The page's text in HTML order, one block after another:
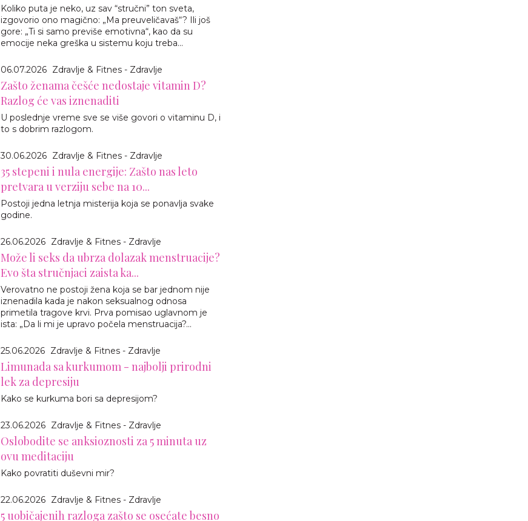
Koliko puta je neko, uz sav “stručni” ton sveta,
izgovorio ono magično: „Ma preuveličavaš“? Ili još
gore: „Ti si samo previše emotivna“, kao da su
emocije neka greška u sistemu koju treba...
06.07.2026 Zdravlje & Fitnes - Zdravlje
Zašto ženama češće nedostaje vitamin D?
Razlog će vas iznenaditi
U poslednje vreme sve se više govori o vitaminu D, i
to s dobrim razlogom.
30.06.2026 Zdravlje & Fitnes - Zdravlje
35 stepeni i nula energije: Zašto nas leto
pretvara u verziju sebe na 10...
Postoji jedna letnja misterija koja se ponavlja svake
godine.
26.06.2026 Zdravlje & Fitnes - Zdravlje
Može li seks da ubrza dolazak menstruacije?
Evo šta stručnjaci zaista ka...
Verovatno ne postoji žena koja se bar jednom nije
iznenadila kada je nakon seksualnog odnosa
primetila tragove krvi. Prva pomisao uglavnom je
ista: „Da li mi je upravo počela menstruacija?...
25.06.2026 Zdravlje & Fitnes - Zdravlje
Limunada sa kurkumom - najbolji prirodni
lek za depresiju
Kako se kurkuma bori sa depresijom?
23.06.2026 Zdravlje & Fitnes - Zdravlje
Oslobodite se anksioznosti za 5 minuta uz
ovu meditaciju
Kako povratiti duševni mir?
22.06.2026 Zdravlje & Fitnes - Zdravlje
5 uobičajenih razloga zašto se osećate besno